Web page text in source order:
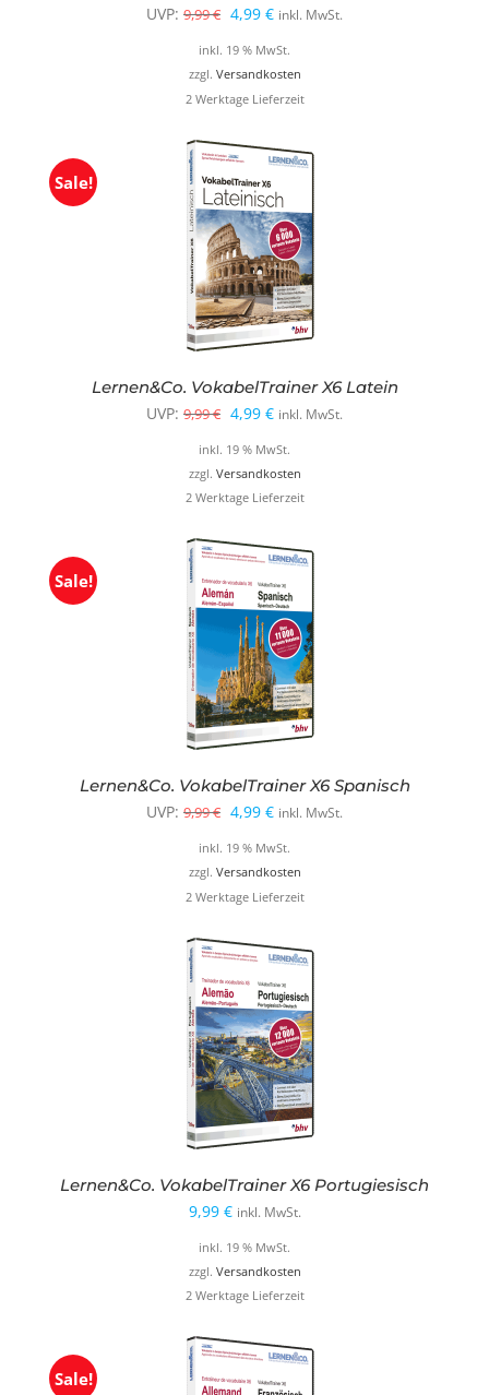
UVP: 9,99€ Ursprünglicher
Preis
war:
9,99 €
4,99 €Aktueller
Preis
ist:
4,99 €.
inkl. MwSt.
inkl. 19 % MwSt.
zzgl. Versandkosten
2 Werktage Lieferzeit
Sale!
Lernen&Co. VokabelTrainer X6 Latein
UVP: 9,99€ Ursprünglicher
Preis
war:
9,99 €
4,99 €Aktueller
Preis
ist:
4,99 €.
inkl. MwSt.
inkl. 19 % MwSt.
zzgl. Versandkosten
2 Werktage Lieferzeit
Sale!
Lernen&Co. VokabelTrainer X6 Spanisch
UVP: 9,99€ Ursprünglicher
Preis
war:
9,99 €
4,99 €Aktueller
Preis
ist:
4,99 €.
inkl. MwSt.
inkl. 19 % MwSt.
zzgl. Versandkosten
2 Werktage Lieferzeit
Lernen&Co. VokabelTrainer X6 Portugiesisch
9,99 € inkl. MwSt.
inkl. 19 % MwSt.
zzgl. Versandkosten
2 Werktage Lieferzeit
Sale!